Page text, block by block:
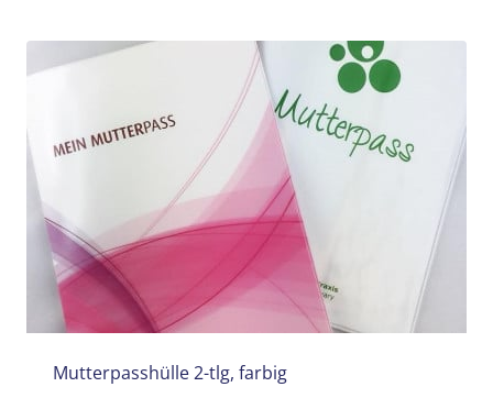
Mutterpasshülle 2-tlg, farbig